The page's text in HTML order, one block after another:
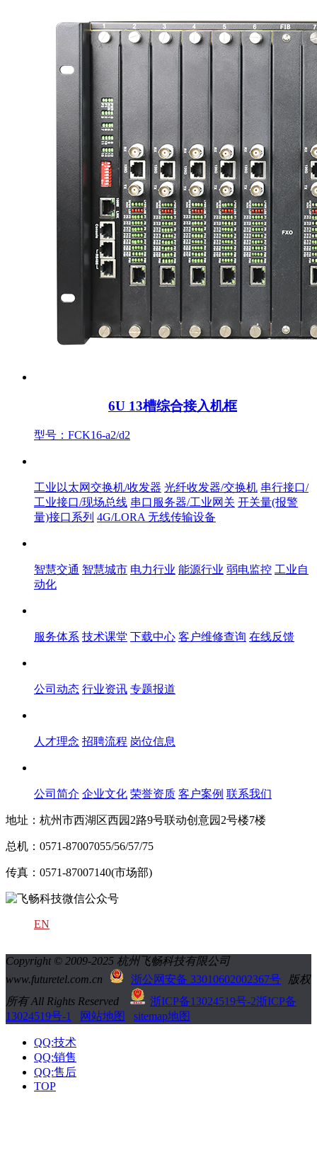
6U 13槽综合接入机框
型号：FCK16-a2/d2
工业以太网交换机/收发器 光纤收发器/交换机 串行接口/
工业接口/现场总线 串口服务器/工业网关 开关量(报警
量)接口系列 4G/LORA 无线传输设备
智慧交通 智慧城市 电力行业 能源行业 弱电监控 工业自
动化
服务体系 技术课堂 下载中心 客户维修查询 在线反馈
公司动态 行业资讯 专题报道
人才理念 招聘流程 岗位信息
公司简介 企业文化 荣誉资质 客户案例 联系我们
地址：杭州市西湖区西园2路9号联动创意园2号楼7楼
总机：0571-87007055/56/57/75
传真：0571-87007140(市场部)
EN
Copyright © 2009-2025 杭州飞畅科技有限公司
www.futuretel.com.cn
浙公网安备 33010602002367号
版权
所有 All Rights Reserved
浙ICP备13024519号-2浙ICP备
13024519号-1
网站地图 sitemap地图
QQ:技术
QQ:销售
QQ:售后
TOP